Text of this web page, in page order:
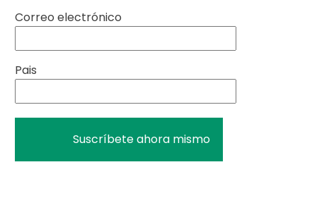
Correo electrónico
Pais